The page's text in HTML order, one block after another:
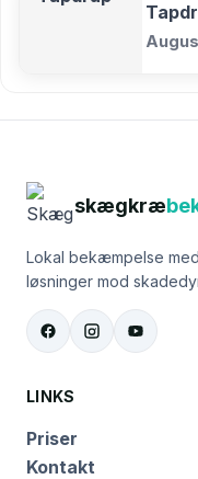
skægkræ
Lokal bekæmpelse
løsninger mod
LINKS
Priser
Kontakt